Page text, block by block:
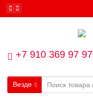
+7 910 369 97 97
Везде